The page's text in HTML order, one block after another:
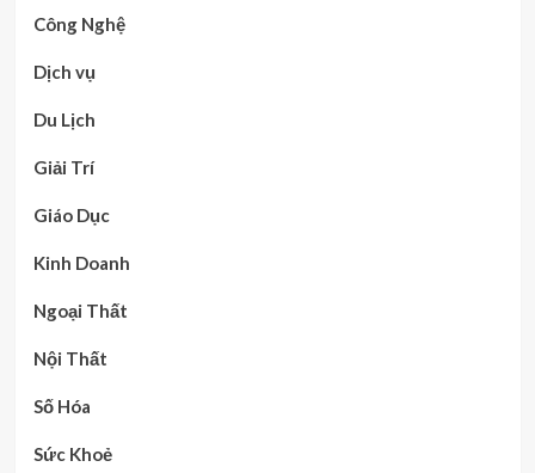
Công Nghệ
Dịch vụ
Du Lịch
Giải Trí
Giáo Dục
Kinh Doanh
Ngoại Thất
Nội Thất
Số Hóa
Sức Khoẻ